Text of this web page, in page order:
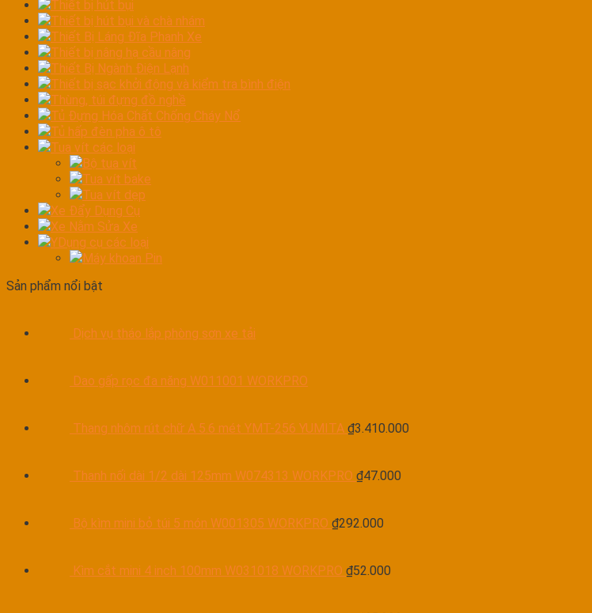
Thiết bị hút bụi
Thiết bị hút bụi và chà nhám
Thiết Bị Láng Đĩa Phanh Xe
Thiết bị nâng hạ cầu nâng
Thiết Bị Ngành Điện Lạnh
Thiết bị sạc khởi động và kiểm tra bình điện
Thùng, túi đựng đồ nghề
Tủ Đựng Hóa Chất Chống Cháy Nổ
Tủ hấp đèn pha ô tô
Tua vít các loại
Bộ tua vít
Tua vít bake
Tua vít dẹp
Xe Đẩy Dụng Cụ
Xe Nằm Sửa Xe
YDụng cụ các loại
Máy khoan Pin
Sản phẩm nổi bật
Dịch vụ tháo lắp phòng sơn xe tải
Dao gấp rọc đa năng W011001 WORKPRO
Thang nhôm rút chữ A 5.6 mét YMT-256 YUMITA ₫3.410.000
Thanh nối dài 1/2 dài 125mm W074313 WORKPRO ₫47.000
Bộ kìm mini bỏ túi 5 món W001305 WORKPRO ₫292.000
Kìm cắt mini 4 inch 100mm W031018 WORKPRO ₫52.000